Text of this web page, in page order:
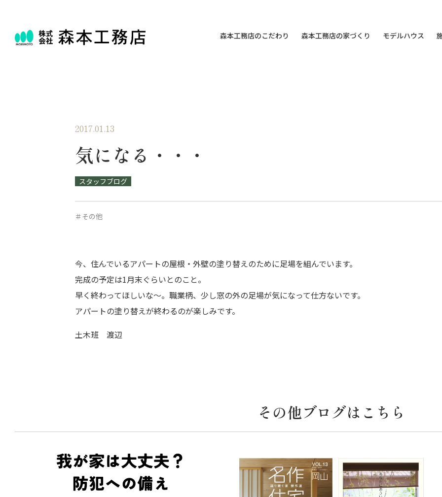
森本工務店のこだわり 森本工務店の家づくり モデルハウス
2017.01.13
気になる・・・
スタッフブログ
＃その他
今、住んでいるアパートの屋根・外壁の塗り替えのために足場を組んでいます。
完成の予定は1月末ぐらいとのこと。
早く終わってほしいな～。職業柄、少し窓の外の足場が気になって仕方ないです。
アパートの塗り替えが終わるのが楽しみです。
土木班 渡辺
その他ブログはこちら